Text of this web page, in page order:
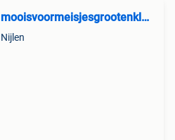
mooisvoormeisjesgrootenklein
Nijlen